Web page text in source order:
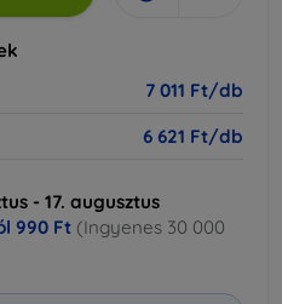
7 011 Ft/db
6 621 Ft/db
- 17. augusztus
990 Ft (Ingyenes 30 000